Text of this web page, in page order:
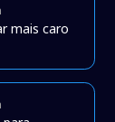
mais caro